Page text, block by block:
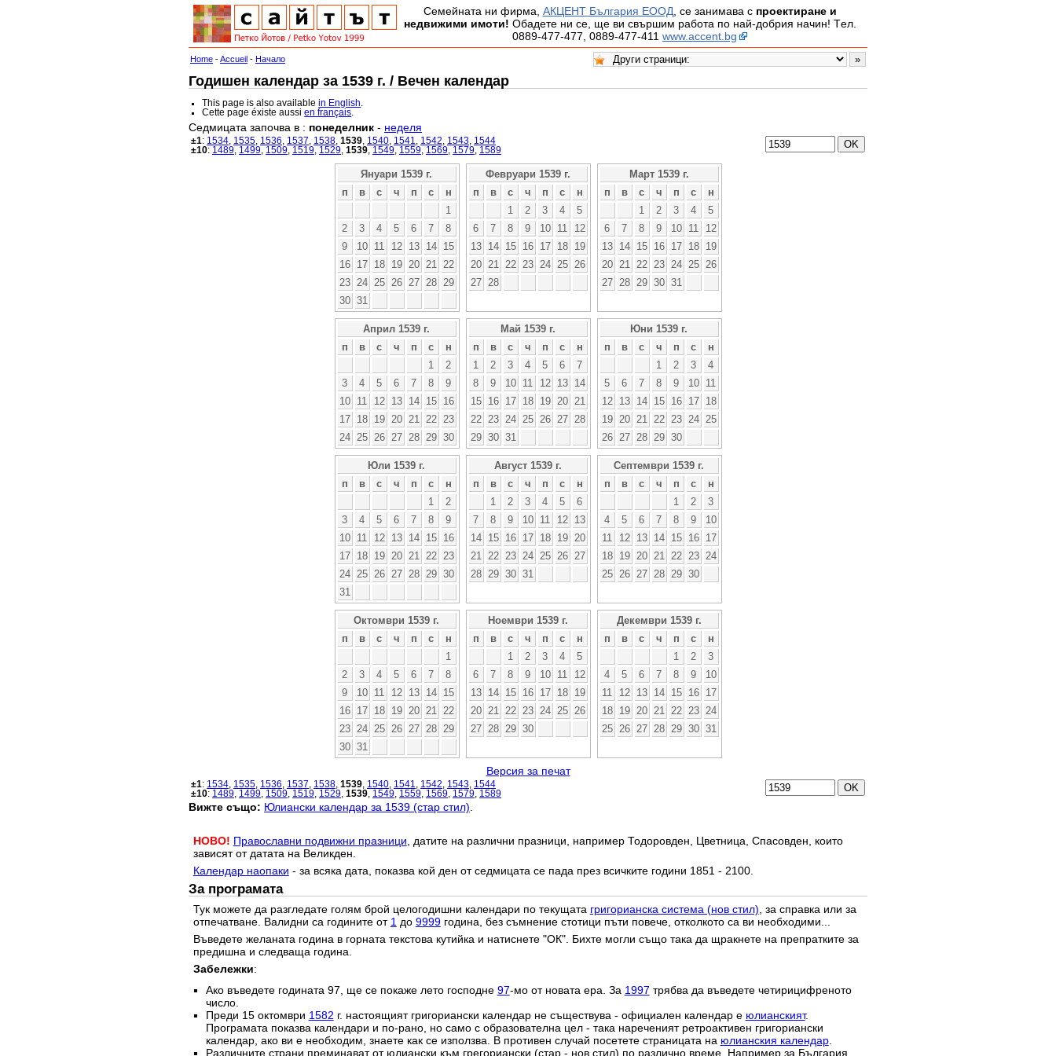
Семейната ни фирма, АКЦЕНТ България ЕООД, се занимава с проектиране и
недвижими имоти! Обадете ни се, ще ви свършим работа по най-добрия начин! Tел.
0889-477-477, 0889-477-411 www.accent.bg
Home -Accueil - Начало
Годишен календар за 1539 г. / Вечен календар
This page is also availablein English
Cette page éxiste aussien français
Седмицата започва в : понеделник - неделя
±1: 1534 1535 1536 1537 1538 1539 1540 1541 1542 1543 1544
±10: 1489 1499 1509 1519 1529 1539 1549 1559 1569 1579 1589
Януари 1539 г.
п
в с ч п с
н
1
2
3 4 5 6 7
8
9
10 11 12 13 14
15
16
17 18 19 20 21
22
23
24 25 26 27 28
29
30 31
Февруари 1539 г.
п
в с ч п с
н
1
2 3 4
5
6
7 8 9 10 11
12
13
14 15 16 17 18
19
20
21 22 23 24 25
26
27
28
Март 1539 г.
п
в с ч п с
н
1
2 3 4
5
6
7 8 9 10 11
12
13
14 15 16 17 18
19
20
21 22 23 24 25
26
27
28 29 30 31
Април 1539 г.
п
в с ч п с
н
1
2
3
4 5 6 7 8
9
10
11 12 13 14 15
16
17
18 19 20 21 22
23
24
25 26 27 28 29 30
Май 1539 г.
п
в с ч п с
н
1
2 3 4 5 6
7
8
9 10 11 12 13
14
15
16 17 18 19 20
21
22
23 24 25 26 27
28
29 30 31
Юни 1539 г.
п
в с ч п с
н
1
2 3
4
5
6 7 8 9 10
11
12
13 14 15 16 17
18
19
20 21 22 23 24
25
26
27 28 29 30
Юли 1539 г.
п
в с ч п с
н
1
2
3
4 5 6 7 8
9
10
11 12 13 14 15
16
17
18 19 20 21 22
23
24
25 26 27 28 29 30
31
Август 1539 г.
п
в с ч п с
н
1
2 3 4 5
6
7
8 9 10 11 12
13
14
15 16 17 18 19
20
21
22 23 24 25 26
27
28
29 30 31
Септември 1539 г.
п
в с ч п с
н
1
2
3
4
5 6 7 8 9
10
11
12 13 14 15 16
17
18
19 20 21 22 23
24
25
26 27 28 29 30
Октомври 1539 г.
п
в с ч п с
н
1
2
3 4 5 6 7
8
9
10 11 12 13 14
15
16
17 18 19 20 21
22
23
24 25 26 27 28
29
30 31
Ноември 1539 г.
п
в с ч п с
н
1
2 3 4
5
6
7 8 9 10 11
12
13
14 15 16 17 18
19
20
21 22 23 24 25
26
27
28 29 30
Декември 1539 г.
п
в с ч п с
н
1
2
3
4
5 6 7 8 9
10
11
12 13 14 15 16
17
18
19 20 21 22 23
24
25
26 27 28 29 30 31
Версия за печат
±1: 1534 1535 1536 1537 1538 1539 1540 1541 1542 1543 1544
±10: 1489 1499 1509 1519 1529 1539 1549 1559 1569 1579 1589
Вижте също: Юлиански календар за 1539 (стар стил)
НОВО! Православни подвижни празници , датите на различни празници, например Тодоровден, Цветница, Спасовден, които
зависят от датата на Великден.
Календар наопаки - за всяка дата, показва кой ден от седмицата се пада през всичките години 1851 - 2100.
За програмата
Тук можете да разгледате голям брой целогодишни календари по текущата григорианска система (нов стил), за справка или за
отпечатване. Валидни са годините от 1до 9999година, без съмнение стотици пъти повече, отколкото са ви необходими...
Въведете желаната година в горната текстова кутийка и натиснете "ОК". Бихте могли също така да щракнете на препратките за
предишна и следваща година.
Забележки:
Ако въведете годината 97, ще се покаже лето господне 97-мо от новата ера. За 1997 трябва да въведете четирицифреното
число.
Преди 15 октомври 1582 г. настоящият григориански календар не съществува - официален календар е юлианският.
Програмата показва календари и по-рано, но само с образователна цел - така нареченият ретроактивен григориански
календар, ако ви е необходим, знаете как се използва. В противен случай посетете страницата на юлианския календар.
Различните страни преминават от юлиански към грегориански (стар - нов стил) по различно време. Например за България,